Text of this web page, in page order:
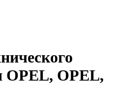
OPEL, OPEL,